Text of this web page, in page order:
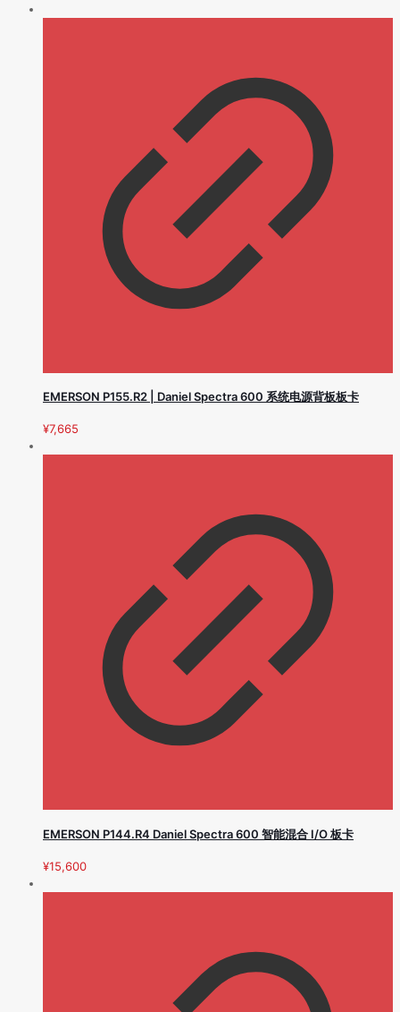
EMERSON P155.R2 | Daniel Spectra 600 系统电源背板板卡
¥7,665
EMERSON P144.R4 Daniel Spectra 600 智能混合 I/O 板卡
¥15,600